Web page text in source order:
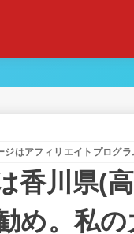
ジはアフィリエイトプログラ
香川県(
め。私の